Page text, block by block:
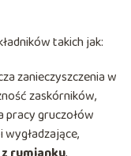
takich jak:
zanieczyszczenia w
zaskórników,
pracy gruczołów
wygładzające,